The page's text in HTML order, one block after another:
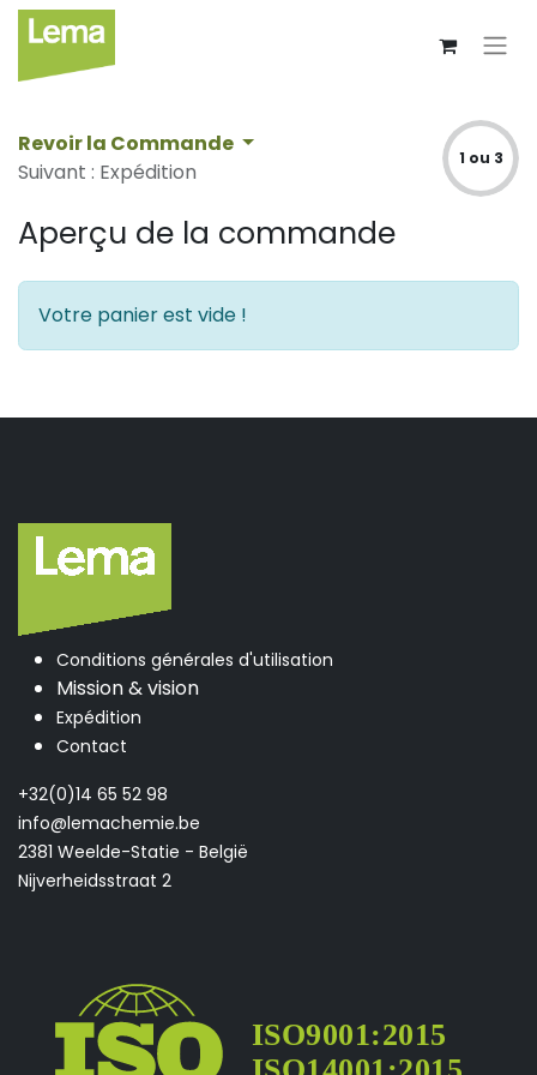
Revoir la Commande
Suivant : Expédition
1 ou 3
Aperçu de la commande
Votre panier est vide !
Conditions générales d'utilisation
Mission & vision
Expédition
Contact
+32(0)14 65 52 98
info@lemachemie.be
2381 Weelde-Statie - België
Nijverheidsstraat 2